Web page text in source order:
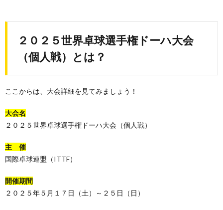
２０２５世界卓球選手権ドーハ大会
（個人戦）とは？
ここからは、大会詳細を見てみましょう！
大会名
２０２５世界卓球選手権ドーハ大会（個人戦）
主 催
国際卓球連盟（ITTF）
開催期間
２０２５年５月１７日（土）～２５日（日）